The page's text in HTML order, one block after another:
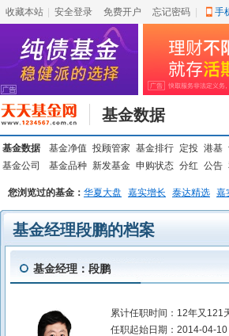
收藏本站 安全登录 免费开户 忘记密码 手
基金数据
基金数据 基金净值 投顾管家 基金排行 定投 港基
基金公司
基金品种 新发基金 申购状态 分红 公告
您浏览过的基金： 华夏大盘 嘉实增长 泰达精选 嘉
基金经理段鹏的档案
基金经理：段鹏
累计任职时间： 12年又121
任职起始日期： 2014-04-10